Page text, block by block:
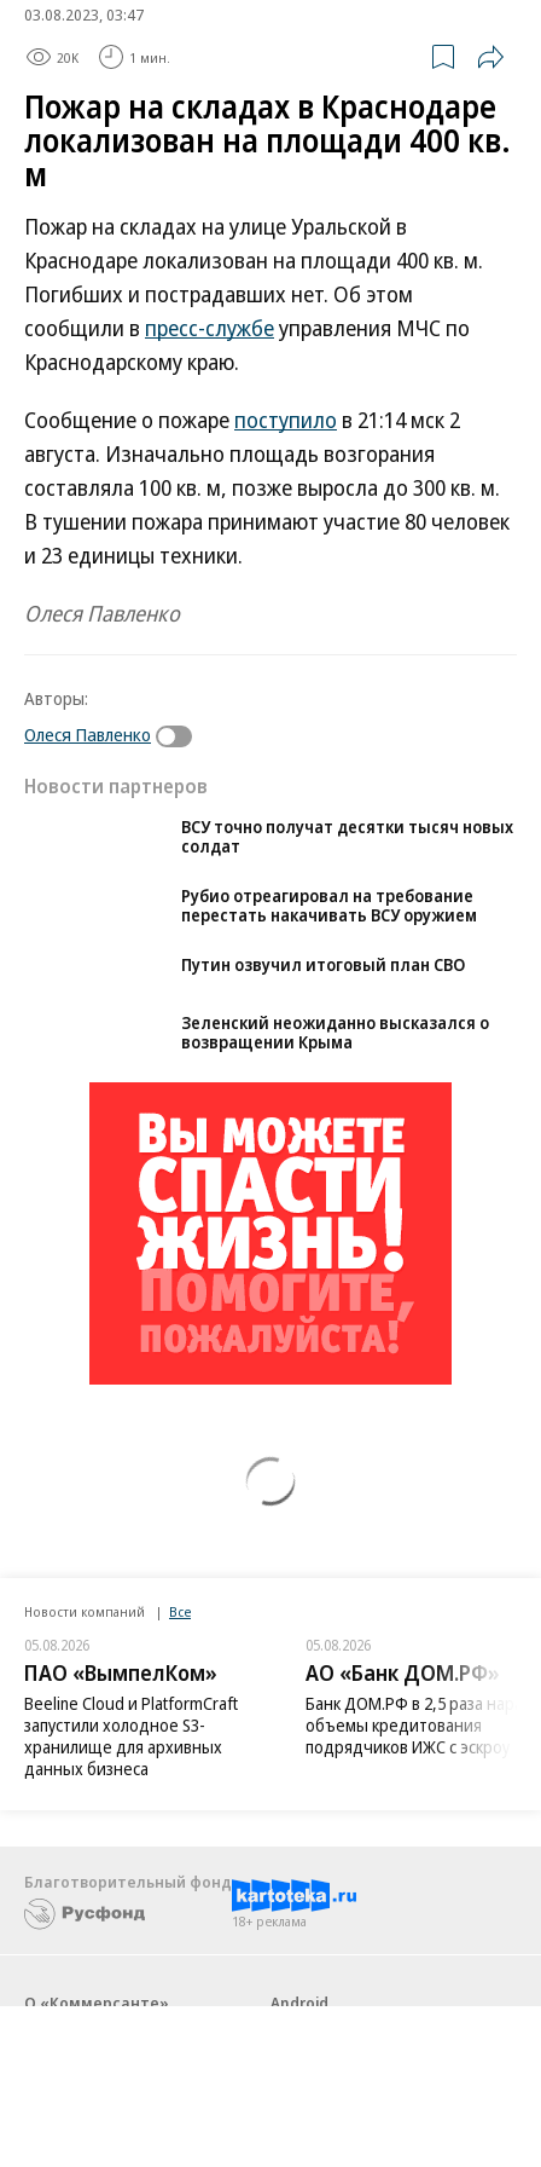
03.08.2023, 03:47
20K 1 мин.
Пожар на складах в Краснодаре
локализован на площади 400 кв.
м
Пожар на складах на улице Уральской в
Краснодаре локализован на площади 400 кв. м.
Погибших и пострадавших нет. Об этом
сообщили в пресс-службеуправления МЧС по
Краснодарскому краю.
Сообщение о пожаре поступило в 21:14 мск 2
августа. Изначально площадь возгорания
составляла 100 кв. м, позже выросла до 300 кв. м.
В тушении пожара принимают участие 80 человек
и 23 единицы техники.
Олеся Павленко
Авторы:
Олеся Павленко
Новости партнеров
ВСУ точно получат десятки тысяч новых
солдат
Рубио отреагировал на требование
Зеленский неожиданно высказался о
возвращении Крыма
Новости компаний
05.08.2026
ПАО «ВымпелКом»
Beeline Cloud и PlatformCraft
запустили холодное S3-
хранилище для архивных
05.08.2026
АО «Банк ДОМ.РФ»
Банк ДОМ.РФ в 2,5 раза
объемы кредитования
Благотворительный фонд